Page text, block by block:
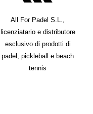
All For Padel S.L.,
licenziatario e distributore
esclusivo di prodotti di
padel, pickleball e beach
tennis